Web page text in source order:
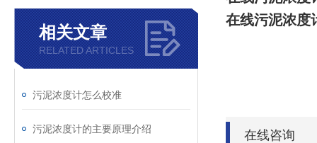
相关文章
RELATED ARTICLES
污泥浓度计怎么校准
污泥浓度计的主要原理介绍
在线污泥浓度
在线咨询